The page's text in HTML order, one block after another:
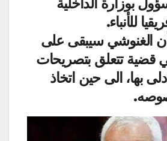
للأنباء.
الغنوشي سيبقى على
قضية تتعلق بتصريحات
بها، الى حين اتخاذ